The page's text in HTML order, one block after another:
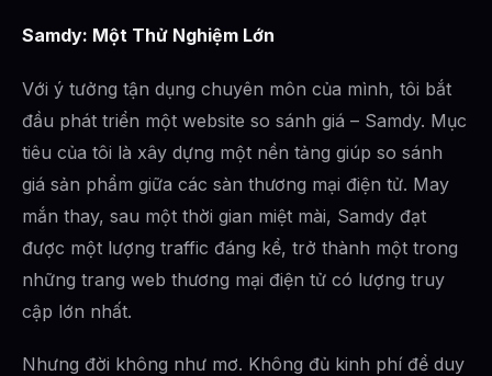
Samdy: Một Thử Nghiệm Lớn
Với ý tưởng tận dụng chuyên môn của mình, tôi bắt
đầu phát triển một website so sánh giá – Samdy. Mục
tiêu của tôi là xây dựng một nền tảng giúp so sánh
giá sản phẩm giữa các sàn thương mại điện tử. May
mắn thay, sau một thời gian miệt mài, Samdy đạt
được một lượng traffic đáng kể, trở thành một trong
những trang web thương mại điện tử có lượng truy
cập lớn nhất.
Nhưng đời không như mơ. Không đủ kinh phí để duy